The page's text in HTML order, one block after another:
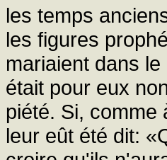
les temps
les figures
mariaient dans
était pour eux
piété. Si, comme
leur eût été dit: